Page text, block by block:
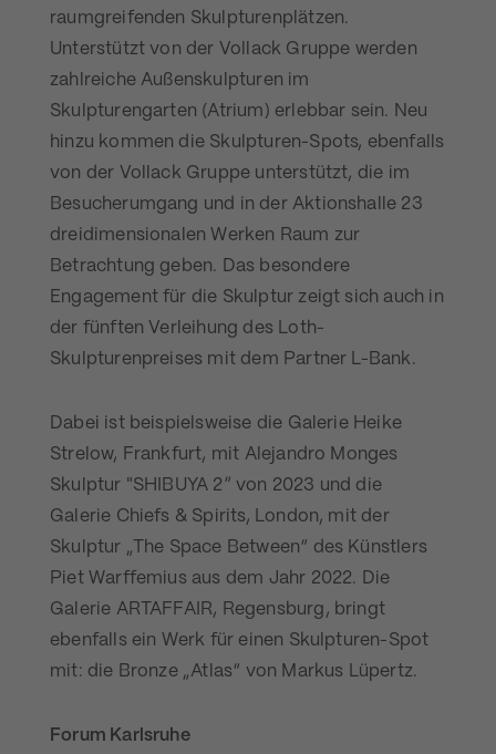
raumgreifenden Skulpturenplätzen.
Unterstützt von der Vollack Gruppe werden
zahlreiche Außenskulpturen im
Skulpturengarten (Atrium) erlebbar sein. Neu
hinzu kommen die Skulpturen-Spots, ebenfalls
von der Vollack Gruppe unterstützt, die im
Besucherumgang und in der Aktionshalle 23
dreidimensionalen Werken Raum zur
Betrachtung geben. Das besondere
Engagement für die Skulptur zeigt sich auch in
der fünften Verleihung des Loth-
Skulpturenpreises mit dem Partner L-Bank.
Dabei ist beispielsweise die Galerie Heike
Strelow, Frankfurt, mit Alejandro Monges
Skulptur "SHIBUYA 2” von 2023 und die
Galerie Chiefs & Spirits, London, mit der
Skulptur „The Space Between“ des Künstlers
Piet Warffemius aus dem Jahr 2022. Die
Galerie ARTAFFAIR, Regensburg, bringt
ebenfalls ein Werk für einen Skulpturen-Spot
mit: die Bronze „Atlas“ von Markus Lüpertz.
Forum Karlsruhe